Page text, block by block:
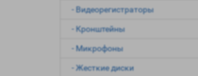
- Видеорегистраторы
- Кронштейны
- Микрофоны
- Жесткие диски